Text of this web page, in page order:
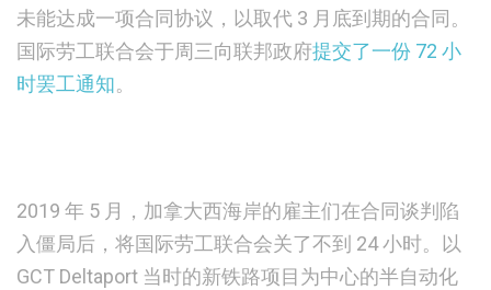
未能达成一项合同协议，以取代 3 月底到期的合同。
国际劳工联合会于周三向联邦政府提交了一份 72 小
时罢工通知。
2019 年 5 月，加拿大西海岸的雇主们在合同谈判陷
入僵局后，将国际劳工联合会关了不到 24 小时。以
GCT Deltaport 当时的新铁路项目为中心的半自动化